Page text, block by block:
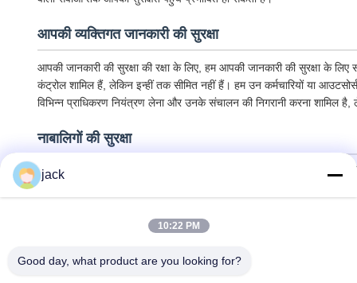
आपकी व्यक्तिगत जानकारी की सुरक्षा
आपकी जानकारी की सुरक्षा की रक्षा के लिए, हम आपकी जानकारी की सुरक्षा के
कंट्रोल शामिल हैं, लेकिन इन्हीं तक सीमित नहीं हैं। हम उन कर्मचारियों या
विभिन्न प्राधिकरण नियंत्रण लेना और उनके संचालन की निगरानी करना शामिल है,
नाबालिगों की सुरक्षा
हम नाबालिगों की व्यक्तिगत जानकारी की सुरक्षा को महत्व देते हैं। यदि आप एक
jack
10:22 PM
Good day, what product are you looking for?